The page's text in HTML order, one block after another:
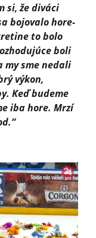
si, že diváci
bojovalo hore-
to bolo
boli
my sme nedali
výkon,
Keď budeme
iba hore. Mrzí